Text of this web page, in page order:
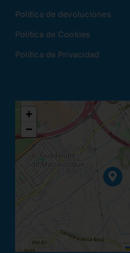
Política de devoluciones
Política de Cookies
Política de Privacidad
+
−